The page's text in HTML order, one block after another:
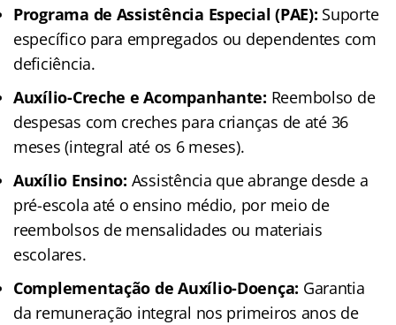
Programa de Assistência Especial (PAE): Suporte
específico para empregados ou dependentes com
deficiência.
Auxílio-Creche e Acompanhante: Reembolso de
despesas com creches para crianças de até 36
meses (integral até os 6 meses).
Auxílio Ensino: Assistência que abrange desde a
pré-escola até o ensino médio, por meio de
reembolsos de mensalidades ou materiais
escolares.
Complementação de Auxílio-Doença: Garantia
da remuneração integral nos primeiros anos de